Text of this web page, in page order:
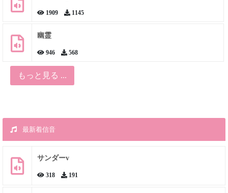
1909 1145
幽霊
946 568
もっと見る ...
最新着信音
サンダーv
318 191